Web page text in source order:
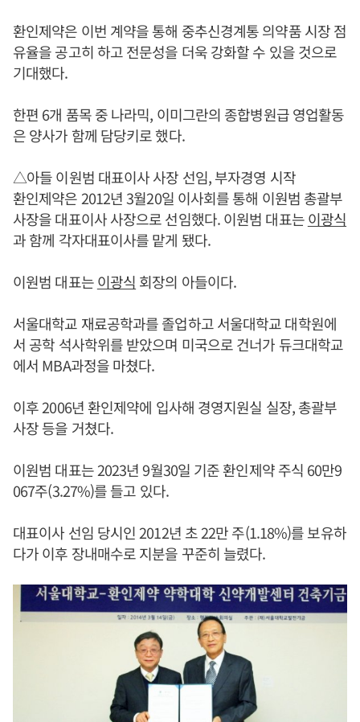
환인제약은 이번 계약을 통해 중추신경계통 의약품 시장 점
유율을 공고히 하고 전문성을 더욱 강화할 수 있을 것으로
기대했다.
한편 6개 품목 중 나라믹, 이미그란의 종합병원급 영업활동
은 양사가 함께 담당키로 했다.
△아들 이원범 대표이사 사장 선임, 부자경영 시작
환인제약은 2012년 3월20일 이사회를 통해 이원범 총괄부
사장을 대표이사 사장으로 선임했다. 이원범 대표는이광식
과 함께 각자대표이사를 맡게 됐다.
이원범 대표는이광식 회장의 아들이다.
서울대학교 재료공학과를 졸업하고 서울대학교 대학원에
서 공학 석사학위를 받았으며 미국으로 건너가 듀크대학교
에서 MBA과정을 마쳤다.
이후 2006년 환인제약에 입사해 경영지원실 실장, 총괄부
사장 등을 거쳤다.
이원범 대표는 2023년 9월30일 기준 환인제약 주식 60만9
067주(3.27%)를 들고 있다.
대표이사 선임 당시인 2012년 초 22만 주(1.18%)를 보유하
다가 이후 장내매수로 지분을 꾸준히 늘렸다.